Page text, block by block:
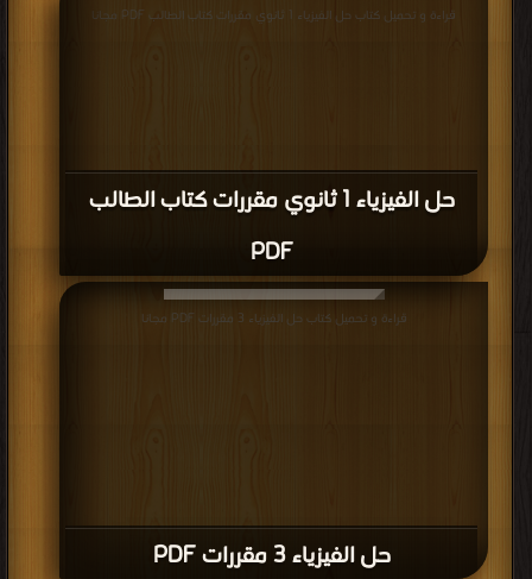
حل الفيزياء 1 ثانوي مقررات كتاب الطالب
PDF
قراءة و تحميل كتاب حل الفيزياء 1 ثانوي مقررات كتاب الطالب PDF مجانا
حل الفيزياء 3 مقررات PDF
قراءة و تحميل كتاب حل الفيزياء 3 مقررات PDF مجانا